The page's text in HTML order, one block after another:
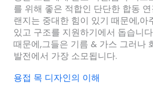
를 위해 좋은 적합인 단단한 합동
랜지는 중대한 힘이 있기 때문에,아
있고 구조를 지원하기에서 돕습니
때문에,그들은 기름 & 가스 그러나
발전에서 가장 소모됩니다.
용접 목 디자인의 이해